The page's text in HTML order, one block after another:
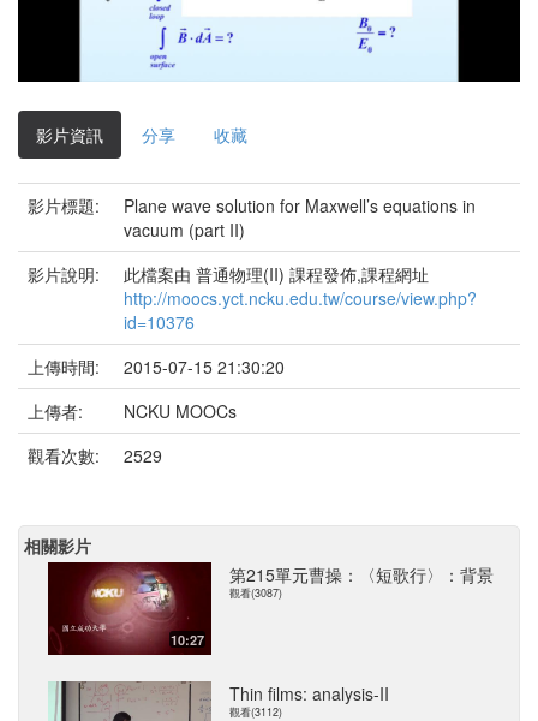
放
影
影片資訊 分享 收藏
影片標題:
Plane wave solution for Maxwell’s equations in
vacuum (part II)
影片說明:
此檔案由 普通物理(II) 課程發佈,課程網址
http://moocs.yct.ncku.edu.tw/course/view.php?
id=10376
上傳時間:
2015-07-15 21:30:20
上傳者:
NCKU MOOCs
觀看次數:
2529
相關影片
10:27
第215單元曹操：〈短歌行〉：背景
觀看(3087)
Thin films: analysis-II
觀看(3112)